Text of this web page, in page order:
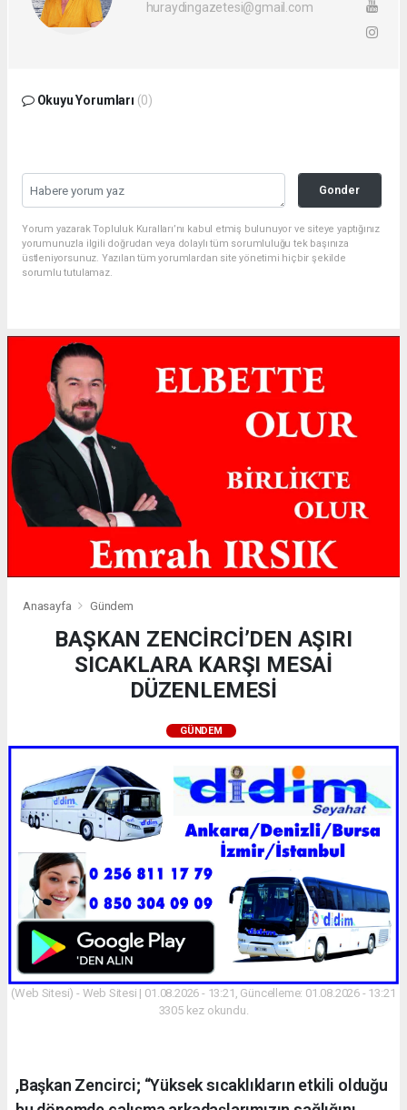
huraydingazetesi@gmail.com
Okuyu Yorumları (0)
Gonder
Yorum yazarak Topluluk Kuralları’nı kabul etmiş bulunuyor ve siteye yaptığınız
yorumunuzla ilgili doğrudan veya dolaylı tüm sorumluluğu tek başınıza
üstleniyorsunuz. Yazılan tüm yorumlardan site yönetimi hiçbir şekilde
sorumlu tutulamaz.
Anasayfa Gündem
BAŞKAN ZENCİRCİ’DEN AŞIRI
SICAKLARA KARŞI MESAİ
DÜZENLEMESİ
GÜNDEM
(Web Sitesi) - Web Sitesi | 01.08.2026 - 13:21, Güncelleme: 01.08.2026 - 13:21
3305 kez okundu.
,Başkan Zencirci; “Yüksek sıcaklıkların etkili olduğu